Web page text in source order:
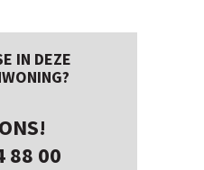
IN DEZE
88 00